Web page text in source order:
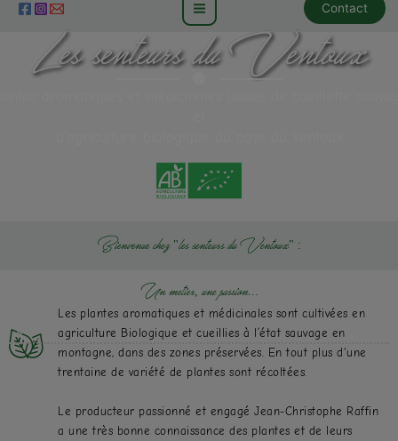
Contact
Les senteurs du Ventoux
Bienvenue chez "les senteurs du Ventoux" :
Un métier, une passion...
Les plantes aromatiques et médicinales sont cultivées en
agriculture Biologique et cueillies à l’état sauvage en
montagne, dans des zones préservées. En tout plus d'une
trentaine de variété de plantes sont récoltées.
Le producteur passionné et engagé Jean-Christophe Raffin
a une très bonne connaissance des plantes et de leurs